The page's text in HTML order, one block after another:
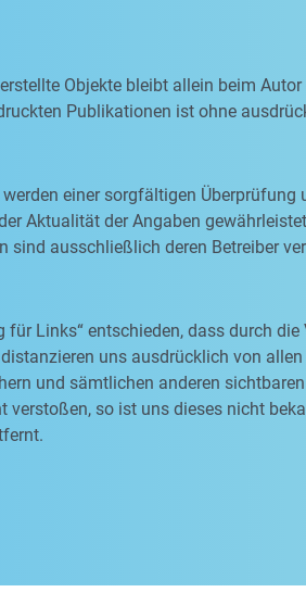
Objekte bleibt allein beim
Publikationen ist ohne
einer sorgfältigen
Aktualität der Angaben
sind ausschließlich deren Betreiber
Links“ entschieden, dass durch
uns ausdrücklich von
und sämtlichen anderen
verstoßen, so ist uns dieses nicht